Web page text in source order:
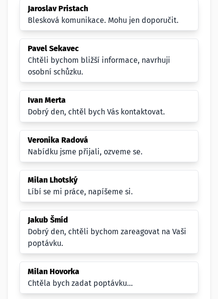
Jaroslav Pristach
Blesková komunikace. Mohu jen doporučit.
Pavel Sekavec
Chtěli bychom bližší informace, navrhuji
osobní schůzku.
Ivan Merta
Dobrý den, chtěl bych Vás kontaktovat.
Veronika Radová
Nabídku jsme přijali, ozveme se.
Milan Lhotský
Líbí se mi práce, napíšeme si.
Jakub Šmíd
Dobrý den, chtěli bychom zareagovat na Vaši
poptávku.
Milan Hovorka
Chtěla bych zadat poptávku...